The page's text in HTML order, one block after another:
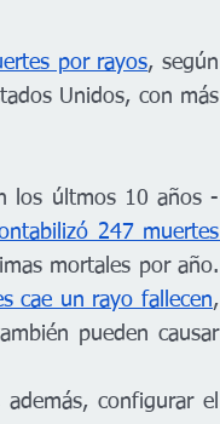
por rayos, según
Unidos, con más
los últmos 10 años -
247 muertes
mortales por año.
cae un rayo fallecen,
pueden causar
configurar el